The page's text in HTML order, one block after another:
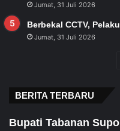
Jumat, 31 Juli 2026
Berbekal CCTV,
Jumat, 31 Juli 2026
BERITA TERBARU
Bupati Tabanan